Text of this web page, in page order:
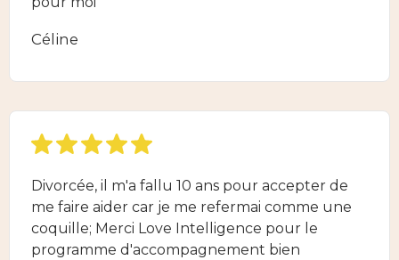
Céline
Divorcée, il m'a fallu 10 ans pour accepter de
me faire aider car je me refermai comme une
coquille; Merci Love Intelligence pour le
programme d'accompagnement bien